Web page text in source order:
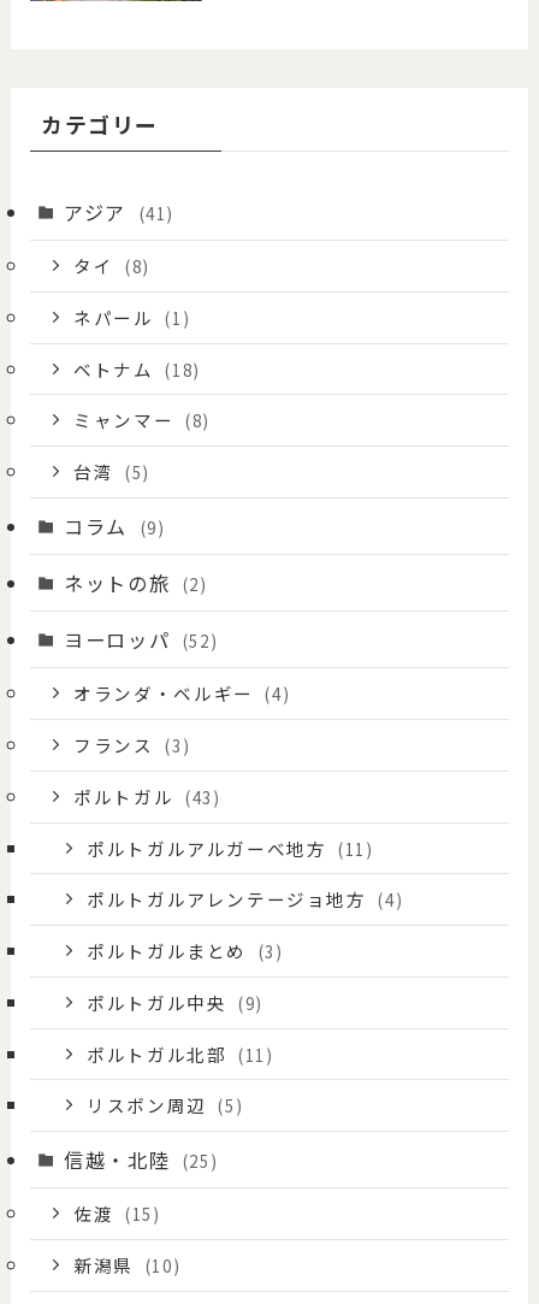
カテゴリー
アジア (41)
タイ (8)
ネパール (1)
ベトナム (18)
ミャンマー (8)
台湾 (5)
コラム (9)
ネットの旅 (2)
ヨーロッパ (52)
オランダ・ベルギー (4)
フランス (3)
ポルトガル (43)
ポルトガルアルガーべ地方 (11)
ポルトガルアレンテージョ地方 (4)
ポルトガルまとめ (3)
ポルトガル中央 (9)
ポルトガル北部 (11)
リスボン周辺 (5)
信越・北陸 (25)
佐渡 (15)
新潟県 (10)